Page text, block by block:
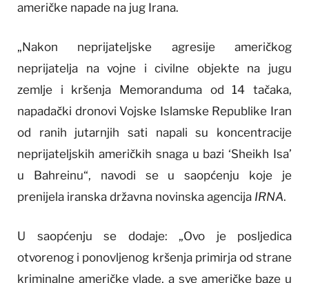
američke napade na jug Irana.
„Nakon neprijateljske agresije američkog
neprijatelja na vojne i civilne objekte na jugu
zemlje i kršenja Memoranduma od 14 tačaka,
napadački dronovi Vojske Islamske Republike Iran
od ranih jutarnjih sati napali su koncentracije
neprijateljskih američkih snaga u bazi ‘Sheikh Isa’
u Bahreinu“, navodi se u saopćenju koje je
prenijela iranska državna novinska agencija IRNA.
U saopćenju se dodaje: „Ovo je posljedica
otvorenog i ponovljenog kršenja primirja od strane
kriminalne američke vlade, a sve američke baze u